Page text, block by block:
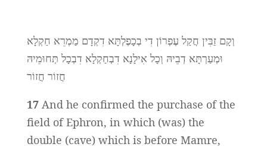
וְקָם זַבִּין חֲקַל עֶפְרוֹן דִי בְכָפֶלְתָּא דִקְדָם מַמְרֵא חַקְלָא
וּמְעַרְתָּא דְבֵיהּ וְכָל אִילָנָא דִבְחַקְלָא דִבְכָל תְּחוּמֵיהּ
חֲזוֹר חֲזוֹר
17 And he confirmed the purchase of the
field of Ephron, in which (was) the
double (cave) which is before Mamre,